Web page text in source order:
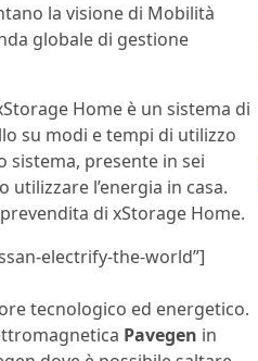
la visione di Mobilità
globale di gestione
Home è un sistema di
su modi e tempi di utilizzo
sistema, presente in sei
l’energia in casa.
di xStorage Home.
electrify-the-world”]
tecnologico ed energetico.
Pavegen in